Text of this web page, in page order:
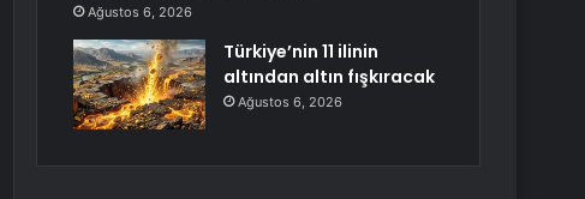
Ağustos 6, 2026
Türkiye’nin 11 ilinin
altından altın fışkıracak
Ağustos 6, 2026